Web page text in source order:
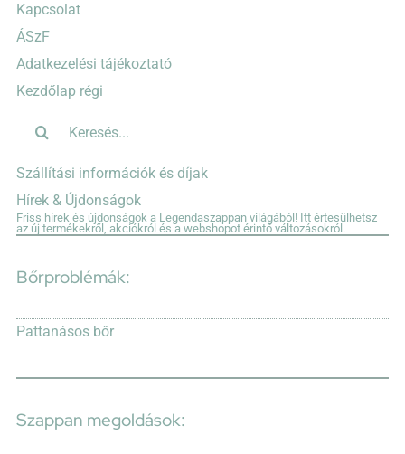
Kapcsolat
ÁSzF
Adatkezelési tájékoztató
Kezdőlap régi
Szállítási információk és díjak
Hírek & Újdonságok
Friss hírek és újdonságok a Legendaszappan világából! Itt értesülhetsz
az új termékekről, akciókról és a webshopot érintő változásokról.
Bőrproblémák:
Pattanásos bőr
Szappan megoldások: